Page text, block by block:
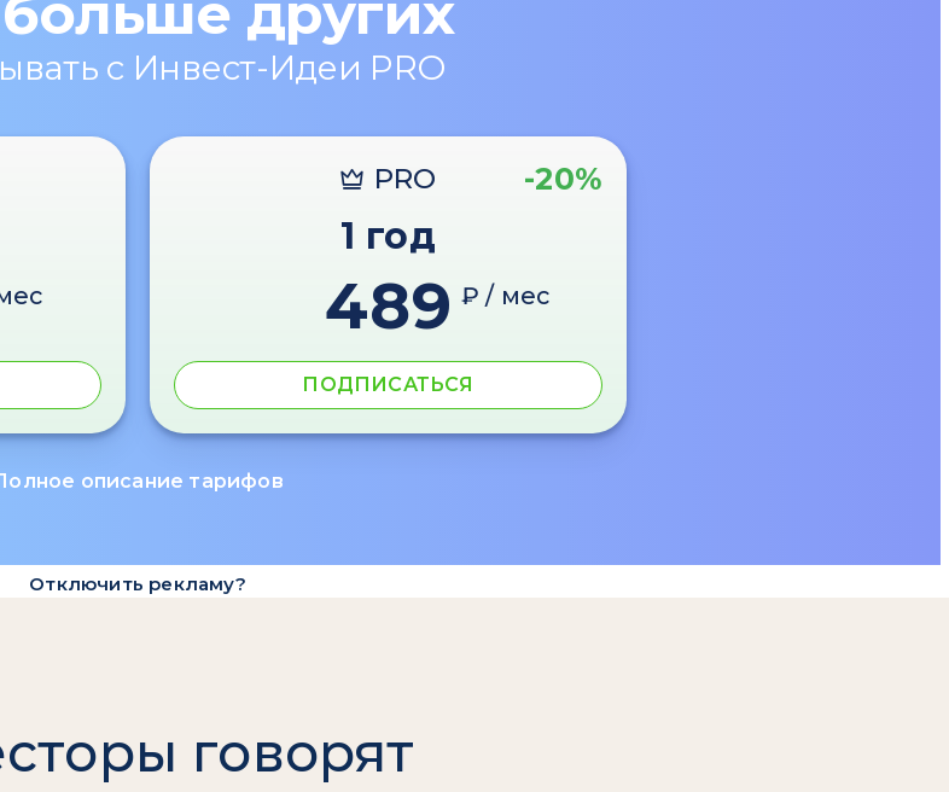
других
с Инвест-Идеи PRO
PRO -20%
1 год
489 ₽ / мес
ПОДПИСАТЬСЯ
описание тарифов
Отключить рекламу?
говорят